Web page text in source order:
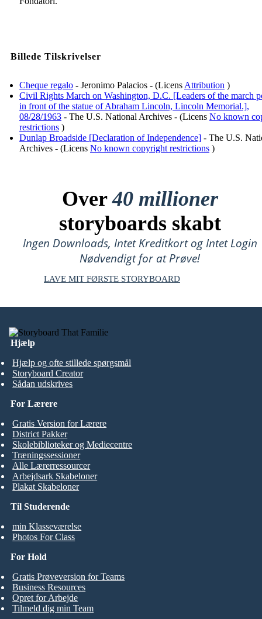
Billede Tilskrivelser
Cheque regalo - Jeronimo Palacios - (Licens Attribution )
Civil Rights March on Washington, D.C. [Leaders of the march
in front of the statue of Abraham Lincoln, Lincoln Memorial.],
08/28/1963 - The U.S. National Archives - (Licens No known
restrictions )
Dunlap Broadside [Declaration of Independence] - The U.S.
Archives - (Licens No known copyright restrictions )
Over40 millioner
storyboards skabt
Ingen Downloads, Intet Kreditkort og Intet Login
Nødvendigt for at Prøve!
LAVE MIT FØRSTE STORYBOARD
Hjælp
Hjælp og ofte stillede spørgsmål
Storyboard Creator
Sådan udskrives
Til Studerende
min Klasseværelse
Photos For Class
For Lærere
Gratis Version for Lærere
District Pakker
Skolebiblioteker og Mediecentre
Træningssessioner
Alle Lærerressourcer
Arbejdsark Skabeloner
Plakat Skabeloner
For Hold
Gratis Prøveversion for Teams
Business Resources
Opret for Arbejde
Tilmeld dig min Team